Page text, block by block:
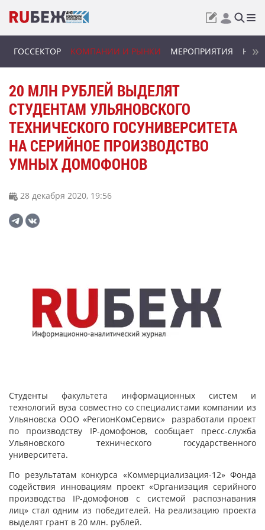
ГОССЕКТОР КОМПАНИИ И РЫНКИ МЕРОПРИЯТИЯ
20 МЛН РУБЛЕЙ ВЫДЕЛЯТ
СТУДЕНТАМ УЛЬЯНОВСКОГО
ТЕХНИЧЕСКОГО ГОСУНИВЕРСИТЕТА
НА СЕРИЙНОЕ ПРОИЗВОДСТВО
УМНЫХ ДОМОФОНОВ
28 декабря 2020, 19:56
Студенты факультета информационных систем и
технологий вуза совместно со специалистами компании из
Ульяновска ООО «РегионКомСервис» разработали проект
по производству IP-домофонов, сообщает пресс-служба
Ульяновского технического государственного
университета.
По результатам конкурса «Коммерциализация-12» Фонда
содействия инновациям проект «Организация серийного
производства IP-домофонов с системой распознавания
лиц» стал одним из победителей. На реализацию проекта
выделят грант в 20 млн. рублей.